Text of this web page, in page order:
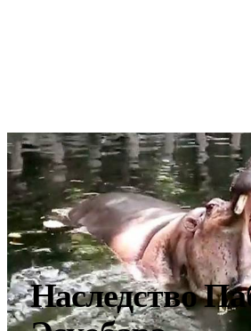
Наследство